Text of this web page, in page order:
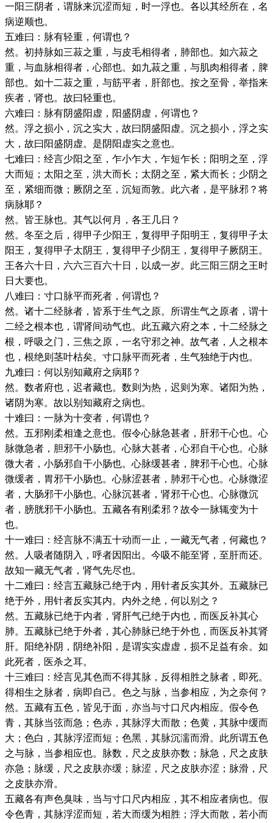
一阳三阴者，谓脉来沉涩而短，时一浮也。各以其经所在，名
病逆顺也。
五难曰：脉有轻重，何谓也？
然。初持脉如三菽之重，与皮毛相得者，肺部也。如六菽之
重，与血脉相得者，心部也。如九菽之重，与肌肉相得者，脾
部也。如十二菽之重，与筋平者，肝部也。按之至骨，举指来
疾者，肾也。故曰轻重也。
六难曰：脉有阴盛阳虚，阳盛阴虚，何谓也？
然。浮之损小，沉之实大，故曰阴盛阳虚。沉之损小，浮之实
大，故曰阳盛阴虚。是阴阳虚实之意也。
七难曰：经言少阳之至，乍小乍大，乍短乍长；阳明之至，浮
大而短；太阳之至，洪大而长；太阴之至，紧大而长；少阴之
至，紧细而微；厥阴之至，沉短而敦。此六者，是平脉邪？将
病脉耶？
然。皆王脉也。其气以何月，各王几日？
然。冬至之后，得甲子少阳王，复得甲子阳明王，复得甲子太
阳王，复得甲子太阴王，复得甲子少阴王，复得甲子厥阴王。
王各六十日，六六三百六十日，以成一岁。此三阳三阴之王时
日大要也。
八难曰：寸口脉平而死者，何谓也？
然。诸十二经脉者，皆系于生气之原。所谓生气之原者，谓十
二经之根本也，谓肾间动气也。此五藏六府之本，十二经脉之
根，呼吸之门，三焦之原，一名守邪之神。故气者，人之根本
也，根绝则茎叶枯矣。寸口脉平而死者，生气独绝于内也。
九难曰：何以别知藏府之病耶？
然。数者府也，迟者藏也。数则为热，迟则为寒。诸阳为热，
诸阴为寒。故以别知藏府之病也。
十难曰：一脉为十变者，何谓也？
然。五邪刚柔相逢之意也。假令心脉急甚者，肝邪干心也。心
脉微急者，胆邪干小肠也。心脉大甚者，心邪自干心也。心脉
微大者，小肠邪自干小肠也。心脉缓甚者，脾邪干心也。心脉
微缓者，胃邪干小肠也。心脉涩甚者，肺邪干心也。心脉微涩
者，大肠邪干小肠也。心脉沉甚者，肾邪干心也。心脉微沉
者，膀胱邪干小肠也。五藏各有刚柔邪？故令一脉辄变为十
也。
十一难曰：经言脉不满五十动而一止，一藏无气者，何藏也？
然。人吸者随阴入，呼者因阳出。今吸不能至肾，至肝而还。
故知一藏无气者，肾气先尽也。
十二难曰：经言五藏脉己绝于内，用针者反实其外。五藏脉已
绝于外，用针者反实其内。内外之绝，何以别之？
然。五藏脉已绝于内者，肾肝气已绝于内也，而医反补其心
肺。五藏脉已绝于外者，其心肺脉已绝于外也，而医反补其肾
肝。阳绝补阴，阴绝补阳，是谓实实虚虚，损不足益有余。如
此死者，医杀之耳。
十三难曰：经言见其色而不得其脉，反得相胜之脉者，即死。
得相生之脉者，病即自己。色之与脉，当参相应，为之奈何？
然。五藏有五色，皆见于面，亦当与寸口尺内相应。假令色
青，其脉当弦而急；色赤，其脉浮大而散；色黄，其脉中缓而
大；色白，其脉浮涩而短；色黑，其脉沉濡而滑。此所谓五色
之与脉，当参相应也。脉数，尺之皮肤亦数；脉急，尺之皮肤
亦急；脉缓，尺之皮肤亦缓；脉涩，尺之皮肤亦涩；脉滑，尺
之皮肤亦滑。
五藏各有声色臭味，当与寸口尺内相应，其不相应者病也。假
令色青，其脉浮涩而短，若大而缓为相胜；浮大而散，若小而